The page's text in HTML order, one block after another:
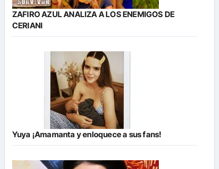
ZAFIRO AZUL ANALIZA A LOS ENEMIGOS DE
CERIANI
Yuya ¡Amamanta y enloquece a sus fans!